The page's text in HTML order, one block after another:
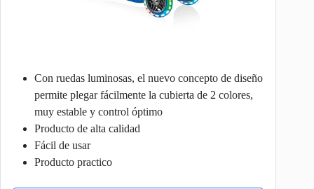
Con ruedas luminosas, el nuevo concepto de diseño
permite plegar fácilmente la cubierta de 2 colores,
muy estable y control óptimo
Producto de alta calidad
Fácil de usar
Producto practico